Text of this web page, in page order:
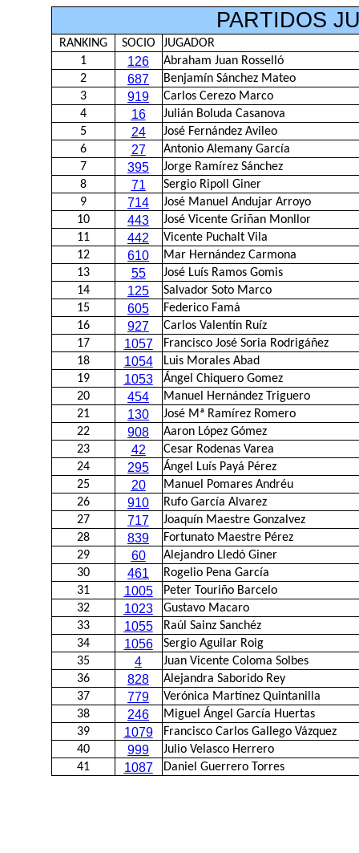
PARTIDOS
RANKING SOCIO
JUGADOR
1
126
Abraham Juan Rosselló
2
687
Benjamín Sánchez Mateo
3
919
Carlos Cerezo Marco
4
16
Julián Boluda Casanova
5
24
José Fernández Avileo
6
27
Antonio Alemany García
7
395
Jorge Ramírez Sánchez
8
71
Sergio Ripoll Giner
9
714
José Manuel Andujar Arroyo
10
443
José Vicente Griñan Monllor
11
442
Vicente Puchalt Vila
12
610
Mar Hernández Carmona
13
55
José Luís Ramos Gomis
14
125
Salvador Soto Marco
15
605
Federico Famá
16
927
Carlos Valentín Ruíz
17
1057
Francisco José Soria Rodrigáñez
18
1054
Luis Morales Abad
19
1053
Ángel Chiquero Gomez
20
454
Manuel Hernández Triguero
21
130
José Mª Ramírez Romero
22
908
Aaron López Gómez
23
42
Cesar Rodenas Varea
24
295
Ángel Luís Payá Pérez
25
20
Manuel Pomares Andréu
26
910
Rufo García Alvarez
27
717
Joaquín Maestre Gonzalvez
28
839
Fortunato Maestre Pérez
29
60
Alejandro Lledó Giner
30
461
Rogelio Pena García
31
1005
Peter Touriño Barcelo
32
1023
Gustavo Macaro
33
1055
Raúl Sainz Sanchéz
34
1056
Sergio Aguilar Roig
35
4
Juan Vicente Coloma Solbes
36
828
Alejandra Saborido Rey
37
779
Verónica Martínez Quintanilla
38
246
Miguel Ángel García Huertas
39
1079
Francisco Carlos Gallego Vázquez
40
999
Julio Velasco Herrero
41
1087 Daniel Guerrero Torres